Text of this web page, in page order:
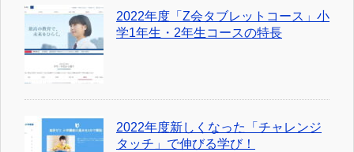
2022年度「Z会タブレットコース」小
学1年生・2年生コースの特長
2022年度新しくなった「チャレンジ
タッチ」で伸びる学び！